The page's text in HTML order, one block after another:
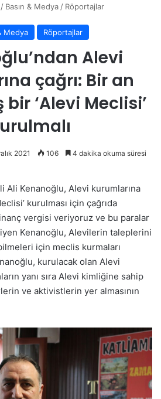
/ Basın & Medya / Röportajlar
Medya Röportajlar
Alevi
çağrı: Bir an
‘Alevi Meclisi’
2021 106 4 dakika okuma süresi
Ali Kenanoğlu, Alevi kurumlarına
kurulması için çağrıda
vergisi veriyoruz ve bu paralar
Kenanoğlu, Alevilerin taleplerini
için meclis kurmaları
kurulacak olan Alevi
yanı sıra Alevi kimliğine sahip
ve aktivistlerin yer almasının